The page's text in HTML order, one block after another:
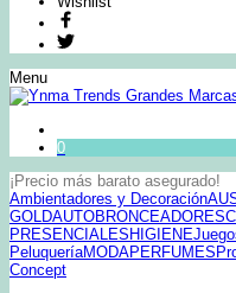
Menu
0
¡Precio más barato asegurado!
Ambientadores y Decoración
GOLDAUTOBRONCEADORES
PRESENCIALES HIGIENE
PeluqueríaMODAPERFUMES
Concept